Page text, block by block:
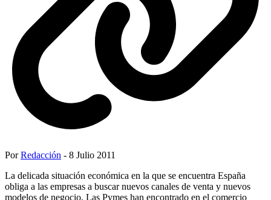
PorRedacción - 8 Julio 2011
La delicada situación económica en la que se encuentra España
obliga a las empresas a buscar nuevos canales de venta y nuevos
modelos de negocio. Las Pymes han encontrado en el comercio